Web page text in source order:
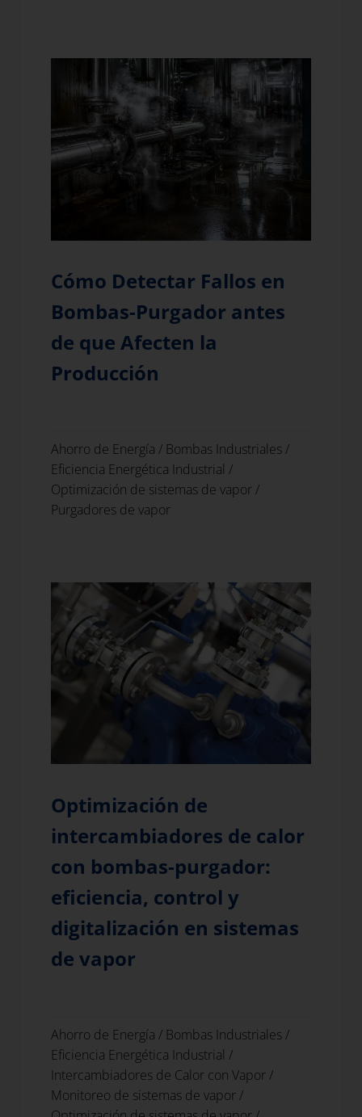
Cómo Detectar Fallos en
Bombas-Purgador antes
de que Afecten la
Producción
Ahorro de Energía / Bombas Industriales/
Eficiencia Energética Industrial /
Optimización de sistemas de vapor/
Purgadores de vapor
Optimización de
intercambiadores de calor
con bombas-purgador:
eficiencia, control y
digitalización en sistemas
de vapor
Ahorro de Energía / Bombas Industriales/
Eficiencia Energética Industrial /
Intercambiadores de Calor con Vapor/
Monitoreo de sistemas de vapor/